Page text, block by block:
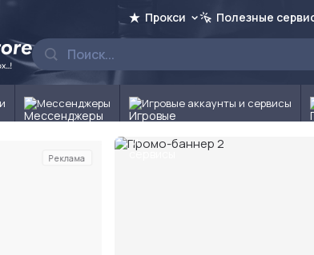
Прокси Полезные
Мессенджеры Игровые аккаунты и сервисы
Реклама